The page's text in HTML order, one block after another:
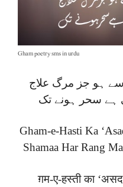
Gham poetry sms in urdu
ہو جز مرگ علاج
ہے سحر ہونے تک
Gham-e-Hasti Ka
Shamaa Har Rang
ग़म-ए-हस्ती का